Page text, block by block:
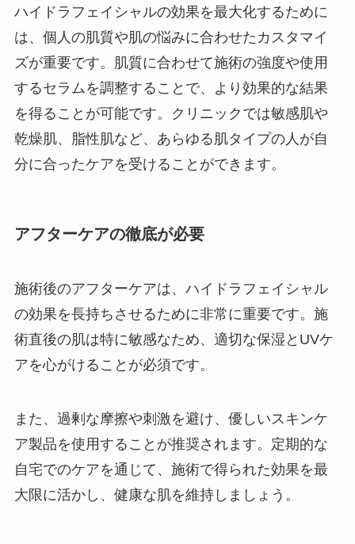
ハイドラフェイシャルの効果を最大化するために
は、個人の肌質や肌の悩みに合わせたカスタマイ
ズが重要です。肌質に合わせて施術の強度や使用
するセラムを調整することで、より効果的な結果
を得ることが可能です。クリニックでは敏感肌や
乾燥肌、脂性肌など、あらゆる肌タイプの人が自
分に合ったケアを受けることができます。
アフターケアの徹底が必要
施術後のアフターケアは、ハイドラフェイシャル
の効果を長持ちさせるために非常に重要です。施
術直後の肌は特に敏感なため、適切な保湿とUVケ
アを心がけることが必須です。
また、過剰な摩擦や刺激を避け、優しいスキンケ
ア製品を使用することが推奨されます。定期的な
自宅でのケアを通じて、施術で得られた効果を最
大限に活かし、健康な肌を維持しましょう。